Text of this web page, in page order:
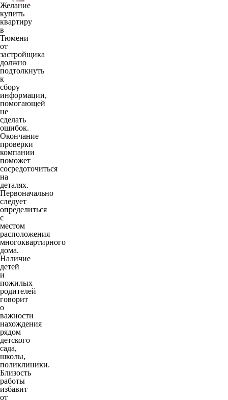
Желание
купить
квартиру
в
Тюмени
от
застройщика
должно
подтолкнуть
к
сбору
информации,
помогающей
не
сделать
ошибок.
Окончание
проверки
компании
поможет
сосредоточиться
на
деталях.
Первоначально
следует
определиться
с
местом
расположения
многоквартирного
дома.
Наличие
детей
и
пожилых
родителей
говорит
о
важности
нахождения
рядом
детского
сада,
школы,
поликлиники.
Близость
работы
избавит
от